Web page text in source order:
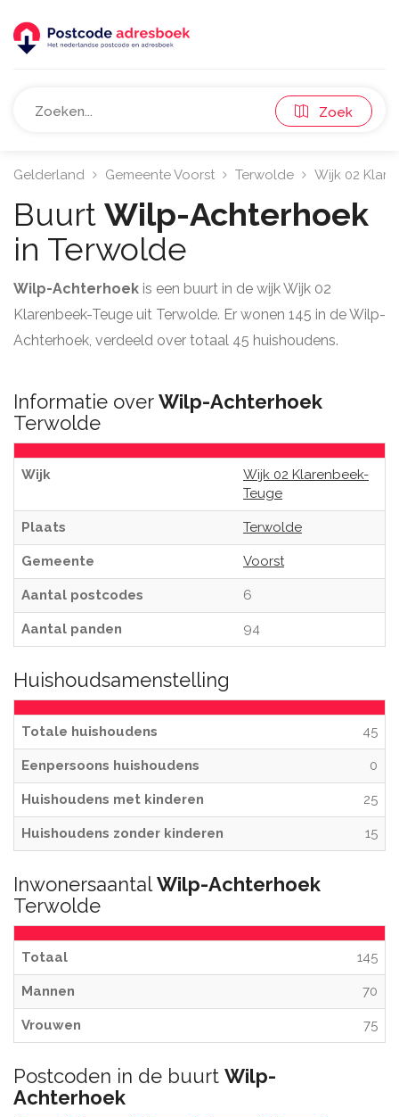
Zoek
Gelderland Gemeente Voorst Terwolde Wijk 02
Buurt Wilp-Achterhoek
in Terwolde
Wilp-Achterhoek is een buurt in de wijk Wijk 02
Klarenbeek-Teuge uit Terwolde. Er wonen 145 in de Wilp-
Achterhoek, verdeeld over totaal 45 huishoudens.
Informatie overWilp-Achterhoek
Terwolde
Wijk
Wijk 02 Klarenbeek-
Teuge
Plaats Terwolde
Gemeente Voorst
Aantal postcodes 6
Aantal panden 94
Huishoudsamenstelling
Totale huishoudens 45
Eenpersoons huishoudens 0
Huishoudens met kinderen 25
Huishoudens zonder kinderen 15
InwonersaantalWilp-Achterhoek
Terwolde
Totaal 145
Mannen 70
Vrouwen 75
Postcoden in de buurt Wilp-
Achterhoek